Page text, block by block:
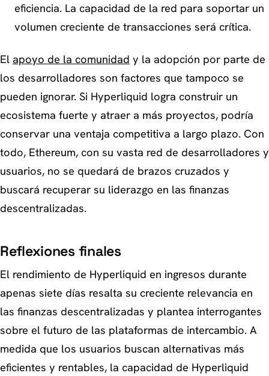
eficiencia. La capacidad de la red para soportar un
volumen creciente de transacciones será crítica.
El apoyo de la comunidad y la adopción por parte de
los desarrolladores son factores que tampoco se
pueden ignorar. Si Hyperliquid logra construir un
ecosistema fuerte y atraer a más proyectos, podría
conservar una ventaja competitiva a largo plazo. Con
todo, Ethereum, con su vasta red de desarrolladores y
usuarios, no se quedará de brazos cruzados y
buscará recuperar su liderazgo en las finanzas
descentralizadas.
Reflexiones finales
El rendimiento de Hyperliquid en ingresos durante
apenas siete días resalta su creciente relevancia en
las finanzas descentralizadas y plantea interrogantes
sobre el futuro de las plataformas de intercambio. A
medida que los usuarios buscan alternativas más
eficientes y rentables, la capacidad de Hyperliquid